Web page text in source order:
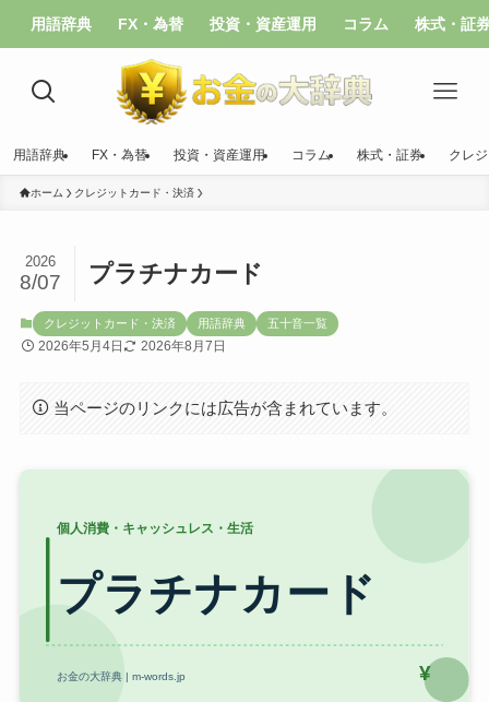
用語辞典 FX・為替 投資・資産運用 コラム 株式・証
用語辞典 FX・為替 投資・資産運用 コラム 株式・証券 クレ
ホーム クレジットカード・決済
プラチナカード
2026
8/07
クレジットカード・決済 用語辞典 五十音一覧
2026年5月4日 2026年8月7日
当ページのリンクには広告が含まれています。